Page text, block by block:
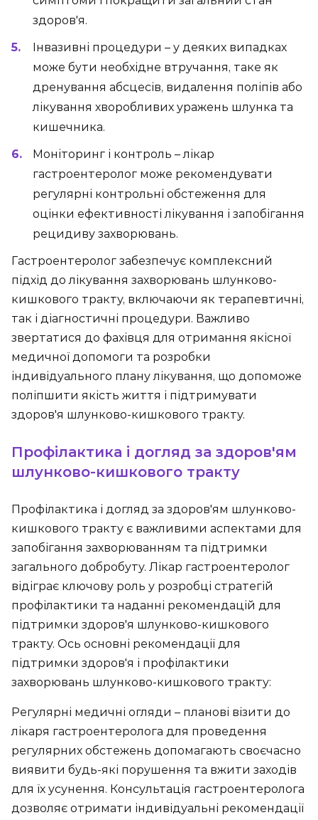
здоров'я.
Інвазивні процедури – у деяких випадках
може бути необхідне втручання, таке як
дренування абсцесів, видалення поліпів або
лікування хворобливих уражень шлунка та
кишечника.
Моніторинг і контроль – лікар
гастроентеролог може рекомендувати
регулярні контрольні обстеження для
оцінки ефективності лікування і запобігання
рецидиву захворювань.
Гастроентеролог забезпечує комплексний
підхід до лікування захворювань шлунково-
кишкового тракту, включаючи як терапевтичні,
так і діагностичні процедури. Важливо
звертатися до фахівця для отримання якісної
медичної допомоги та розробки
індивідуального плану лікування, що допоможе
поліпшити якість життя і підтримувати
здоров'я шлунково-кишкового тракту.
Профілактика і догляд за здоров'ям
шлунково-кишкового тракту
Профілактика і догляд за здоров'ям шлунково-
кишкового тракту є важливими аспектами для
запобігання захворюванням та підтримки
загального добробуту. Лікар гастроентеролог
відіграє ключову роль у розробці стратегій
профілактики та наданні рекомендацій для
підтримки здоров'я шлунково-кишкового
тракту. Ось основні рекомендації для
підтримки здоров'я і профілактики
захворювань шлунково-кишкового тракту:
Регулярні медичні огляди – планові візити до
лікаря гастроентеролога для проведення
регулярних обстежень допомагають своєчасно
виявити будь-які порушення та вжити заходів
для їх усунення. Консультація гастроентеролога
дозволяє отримати індивідуальні рекомендації